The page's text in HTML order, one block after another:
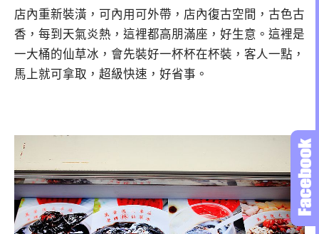
店內重新裝潢，可內用可外帶，店內復古空間，古色古
香，每到天氣炎熱，這裡都高朋滿座，好生意。這裡是
一大桶的仙草冰，會先裝好一杯杯在杯裝，客人一點，
馬上就可拿取，超級快速，好省事。